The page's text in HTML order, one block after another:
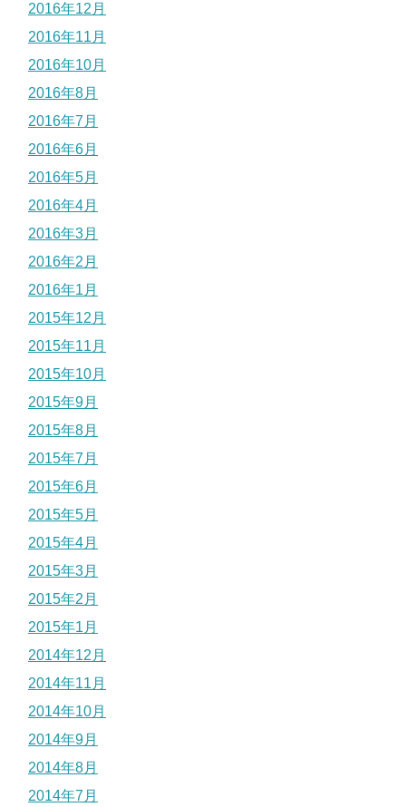
2016年12月
2016年11月
2016年10月
2016年8月
2016年7月
2016年6月
2016年5月
2016年4月
2016年3月
2016年2月
2016年1月
2015年12月
2015年11月
2015年10月
2015年9月
2015年8月
2015年7月
2015年6月
2015年5月
2015年4月
2015年3月
2015年2月
2015年1月
2014年12月
2014年11月
2014年10月
2014年9月
2014年8月
2014年7月